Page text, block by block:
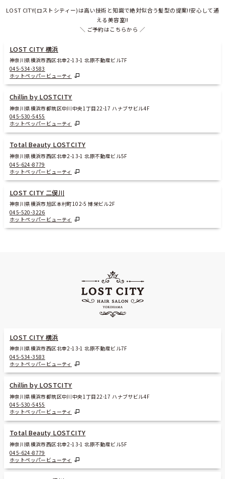
LOST CITY(ロストシティー)は高い技術と知識で絶対似合う髪型の提案!!安心して通
える美容室!!
＼ ご予約はこちらから ／
LOST CITY 横浜
神奈川県横浜市西区北幸2-13-1 北原不動産ビル7F
045-534-3583
ホットペッパービューティ
Chillin by LOSTCITY
神奈川県横浜市都筑区中川中央1丁目22-17 ハナブサビル4F
045-530-5455
ホットペッパービューティ
Total Beauty LOSTCITY
神奈川県横浜市西区北幸2-13-1 北原不動産ビル5F
045-624-8779
ホットペッパービューティ
LOST CITY 二俣川
神奈川県横浜市旭区本村町102-5 博栄ビル2F
045-520-3226
ホットペッパービューティ
LOST CITY 横浜
神奈川県横浜市西区北幸2-13-1 北原不動産ビル7F
045-534-3583
ホットペッパービューティ
Chillin by LOSTCITY
神奈川県横浜市都筑区中川中央1丁目22-17 ハナブサビル4F
045-530-5455
ホットペッパービューティ
Total Beauty LOSTCITY
神奈川県横浜市西区北幸2-13-1 北原不動産ビル5F
045-624-8779
ホットペッパービューティ